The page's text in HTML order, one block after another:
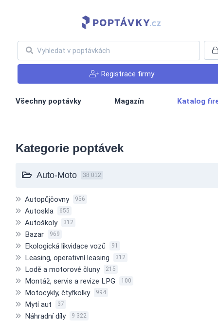
Registrace firmy
Všechny poptávky Magazín Katalog
Kategorie poptávek
Auto-Moto 38 012
Autopůjčovny 956
Autoskla 655
Autoškoly 312
Bazar 969
Ekologická likvidace vozů 91
Leasing, operativní leasing 312
Lodě a motorové čluny 215
Montáž, servis a revize LPG 100
Motocykly, čtyřkolky 994
Mytí aut 37
Náhradní díly 9 322